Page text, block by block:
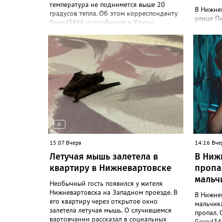
температура не поднимется выше 20
градусов тепла. Об этом корреспонденту
Gorod3466.ru сообщили в Ханты-
Нижневартовске ожидается облачная
погода, иногда будут прояснения. В этот
период временами также прогнозируется
дождь. Сильные дожди ожидаются
ночью 9 и 11 августа. Температура в этот
период составит ночью +9, +14 градусов,
днем - +14, +19", - рассказали синоптики.
Ранее Gorod3466.ru сообщал, что 8 и 9
августа на юге ХМАО ожидаются сильные
дожди и грозы.
В
улице
парке
объект -
парке
В
лоток
Победы",
также
работы
15:07 Вчера
Летучая мышь залетела в
квартиру в Нижневартовске
Необычный гость появился у жителя
Нижневартовска на Западном проезде. В
его квартиру через открытое окно
залетела летучая мышь. О случившемся
вартовчанин рассказал в социальных
14:16
В
В
пропал.